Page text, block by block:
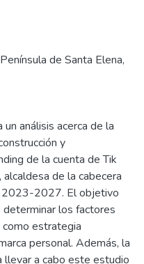
de Santa Elena,
análisis acerca de la
y
de la cuenta de Tik
de la cabecera
2023-2027. El objetivo
los factores
estrategia
personal. Además, la
a cabo este estudio